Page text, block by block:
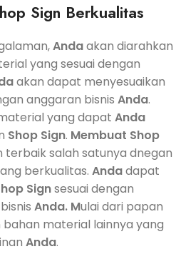
Sign Berkualitas
Andaakan diarahkan
yang sesuai dengan
akan dapat menyesuaikan
anggaran bisnis Anda.
yang dapat Anda
Shop Sign. Membuat Shop
terbaik salah satunya dnegan
berkualitas. Andadapat
Signsesuai dengan
Anda. Mulai dari papan
bahan material lainnya yang
Anda.